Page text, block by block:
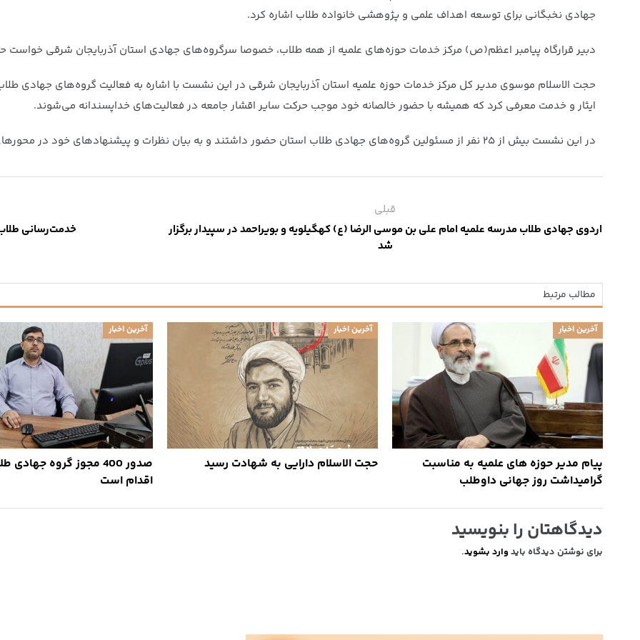
جهادی نخبگانی برای توسعه اهداف علمی و پژوهشی خانواده طلاب اشاره کرد.
دبیر قرارگاه پیامبر اعظم(ص) مرکز خدمات حوزه‌های علمیه از همه طلاب، خصوصا سرگروه‌های جهادی استان آذربایجان شرقی خواست
حجت الاسلام موسوی مدیر کل مرکز خدمات حوزه علمیه استان آذربایجان شرقی در این نشست با اشاره به فعالیت گروه‌های جهادی
ایثار و خدمت معرفی کرد که همیشه با حضور خالصانه خود موجب حرکت سایر اقشار جامعه در فعالیت‌های خداپسندانه می‌شوند.
در این نشست بیش از ۲۵ نفر از مسئولین گروه‌های جهادی طلاب استان حضور داشتند و به بیان نظرات و پیشنهادهای خود در محورهای معیشت، مسکن، امداد و سلامت پرداختند.
قبلی
اردوی جهادی طلاب مدرسه علمیه امام علی بن موسی الرضا (ع) کهگیلویه و بویراحمد در سپیدار برگزار
شد
خدمت‌رسانی
مطالب مرتبط
آخرین اخبار
پیام مدیر حوزه های علمیه به مناسبت
گرامیداشت روز جهانی داوطلب
آخرین اخبار
حجت الاسلام دارایی به شهادت رسید
آخرین اخبار
صدور 400 مجوز گروه
اقدام است
دیدگاهتان را بنویسید
برای نوشتن دیدگاه باید وارد بشوید.